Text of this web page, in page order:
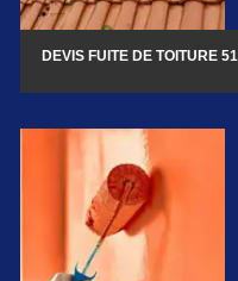
DEVIS FUITE DE TOITURE 51